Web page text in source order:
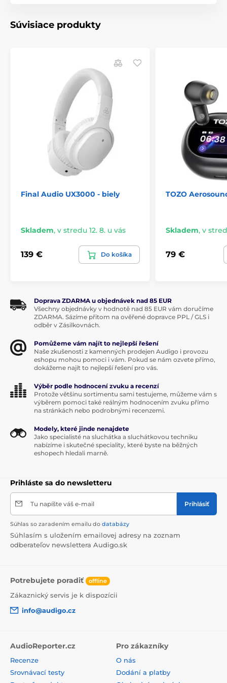
Súčasťou balenia sú 2 sady náušníkov - mäkšie
pre maximálne pohodlie počas dlhého
počúvania a štandardné pre čo najlepšie
Nastavenia ekvalizéra
Výber režimu nízkej latencie
a ďalšie
Produkt je zaradený v kategóriách
S potlačením hluku
Súvisiace produkty
Final Audio UX3000 - biely
Skladem, v stredu 12. 8. u vás
139 € Do košíka
TOZO
Skladem, v
79 €
Doprava ZDARMA u objednávek nad 85 EUR
Všechny objednávky v hodnotě nad 85 EUR vám doručíme
ZDARMA. Sázíme přitom na ověřené dopravce PPL / GLS i
odběr v Zásilkovnách.
Pomůžeme vám najít to nejlepší řešení
Naše zkušenosti z kamenných prodejen Audigo i provozu
eshopu mohou pomoci i vám. Pokud se nám ozvete přímo,
dokážeme najít to nejlepší řešení pro vás.
Výběr podle hodnocení zvuku a recenzí
Protože většinu sortimentu sami testujeme, můžeme vám s
výběrem pomoci také reálným hodnocením zvuku přímo
na stránkách nebo podrobnými recenzemi.
Modely, které jinde nenajdete
Jako specialisté na sluchátka a sluchátkovou techniku
nabízíme i skutečné speciality, které byste na běžných
eshopech hledali marně.
Prihláste sa do newsletteru
Tu napíšte váš e-mail Prihlásiť
Súhlas so zaradením emailu do databázy
Súhlasím s uložením emailovej adresy na zoznam
odberateľov newslettera Audigo.sk
Potrebujete poradiť offline
Zákaznický servis je k dispozícii
info@audigo.cz
AudioReporter.cz
Recenze
Srovnávací testy
Pro zákazníky
O nás
Dodání a platby